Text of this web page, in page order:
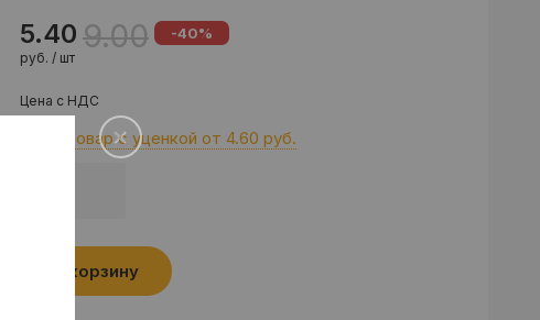
5.40
руб. / шт
9.00 -40%
Цена с НДС
Этот товар с уценкой от 4.60 руб.
В корзину